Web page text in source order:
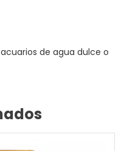
de agua dulce o